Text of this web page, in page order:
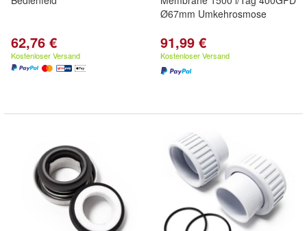
62,76 €
Kostenloser Versand
Ø67mm Umkehrosmose
91,99 €
Kostenloser Versand